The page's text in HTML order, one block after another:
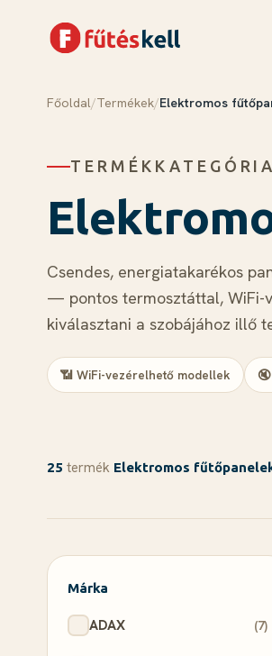
Menü
Termékek
Rólunk
Tudástár
Kapcsolat
Kosár
Főoldal/Termékek/Elektromos
TERMÉKKATEGÓRIA
Csendes, energiatakarékos
— pontos termosztáttal, WiFi-
kiválasztani a szobájához illő
📶 WiFi-vezérelhető modellek
25 termék Elektromos
Márka
ADAX (7)